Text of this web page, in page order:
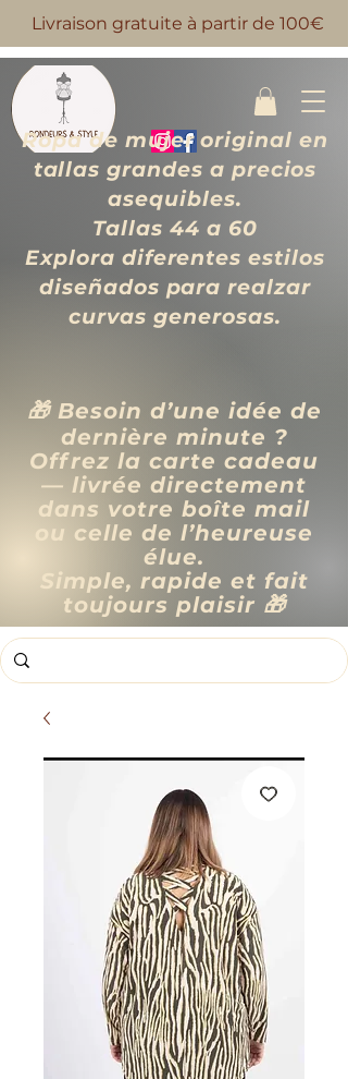
Livraison gratuite à partir de 100€
Ropa de mujer original en
tallas grandes a precios
asequibles.
Tallas 44 a 60
Explora diferentes estilos
diseñados para realzar
curvas generosas.
🎁 Besoin d’une idée de
dernière minute ?
Offrez la carte cadeau
— livrée directement
dans votre boîte mail
ou celle de l’heureuse
élue.
Simple, rapide et fait
toujours plaisir 🎁